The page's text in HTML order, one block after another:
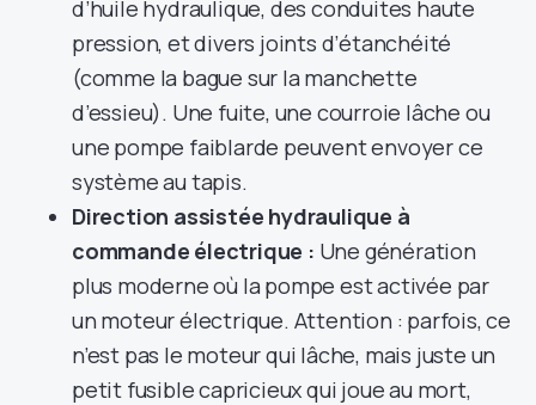
d’huile hydraulique, des conduites haute
pression, et divers joints d’étanchéité
(comme la bague sur la manchette
d’essieu). Une fuite, une courroie lâche ou
une pompe faiblarde peuvent envoyer ce
système au tapis.
Direction assistée hydraulique à
commande électrique : Une génération
plus moderne où la pompe est activée par
un moteur électrique. Attention : parfois, ce
n’est pas le moteur qui lâche, mais juste un
petit fusible capricieux qui joue au mort,